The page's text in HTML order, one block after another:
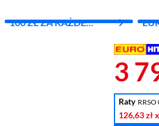
100 ZŁ ZA KAŻDE
3
Raty RRSO
126,63 zł